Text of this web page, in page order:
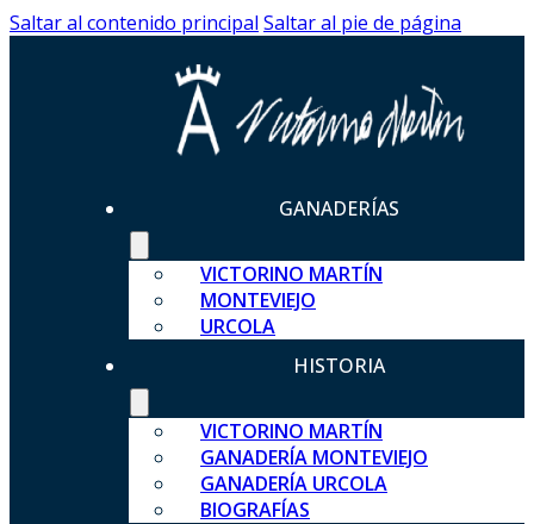
Saltar al contenido principal Saltar al pie de página
GANADERÍAS
VICTORINO MARTÍN
MONTEVIEJO
URCOLA
HISTORIA
VICTORINO MARTÍN
GANADERÍA MONTEVIEJO
GANADERÍA URCOLA
BIOGRAFÍAS